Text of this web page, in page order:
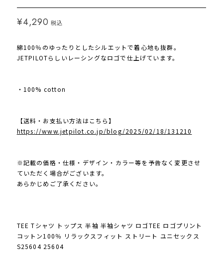
¥4,290 税込
綿100％のゆったりとしたシルエットで着心地も抜群。
JETPILOTらしいレーシングなロゴで仕上げています。
・100% cotton
【送料・お支払い方法はこちら】
https://www.jetpilot.co.jp/blog/2025/02/18/131210
※記載の価格・仕様・デザイン・カラー等を予告なく変更させ
ていただく場合がございます。
あらかじめご了承ください。
TEE Tシャツ トップス 半袖 半袖シャツ ロゴTEE ロゴプリント
コットン100％ リラックスフィット ストリート ユニセックス
S25604 25604